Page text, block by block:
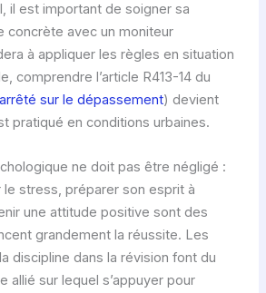
il est important de soigner sa
concrète avec un moniteur
à appliquer les règles en situation
comprendre l’article R413-14 du
arrêté sur le dépassement) devient
pratiqué en conditions urbaines.
ne doit pas être négligé :
stress, préparer son esprit à
une attitude positive sont des
grandement la réussite. Les
discipline dans la révision font du
allié sur lequel s’appuyer pour